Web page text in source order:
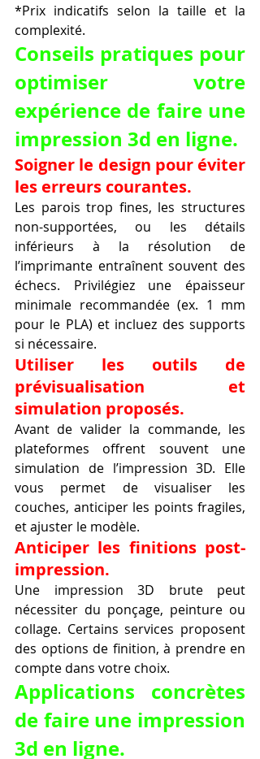
*Prix indicatifs selon la taille et la
complexité.
Conseils pratiques pour
optimiser votre
expérience de faire une
impression 3d en ligne.
Soigner le design pour éviter
les erreurs courantes.
Les parois trop fines, les structures
non-supportées, ou les détails
inférieurs à la résolution de
l’imprimante entraînent souvent des
échecs. Privilégiez une épaisseur
minimale recommandée (ex. 1 mm
pour le PLA) et incluez des supports
si nécessaire.
Utiliser les outils de
prévisualisation et
simulation proposés.
Avant de valider la commande, les
plateformes offrent souvent une
simulation de l’impression 3D. Elle
vous permet de visualiser les
couches, anticiper les points fragiles,
et ajuster le modèle.
Anticiper les finitions post-
impression.
Une impression 3D brute peut
nécessiter du ponçage, peinture ou
collage. Certains services proposent
des options de finition, à prendre en
compte dans votre choix.
Applications concrètes
de faire une impression
3d en ligne.